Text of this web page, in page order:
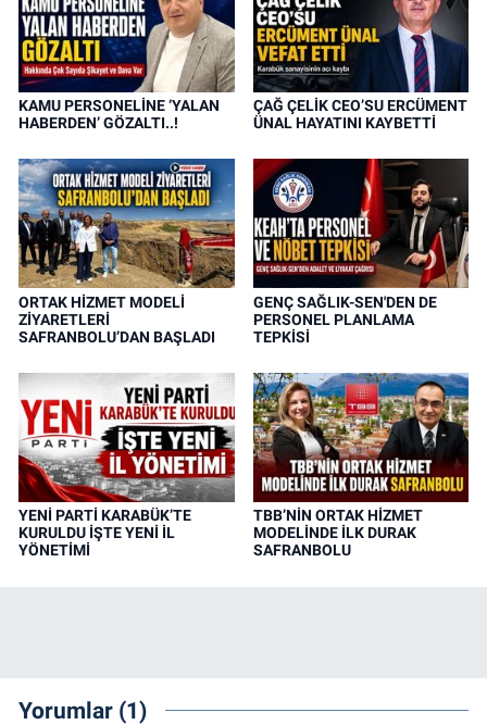
KAMU PERSONELİNE ‘YALAN
HABERDEN’ GÖZALTI..!
ÇAĞ ÇELİK CEO’SU ERCÜMENT
ÜNAL HAYATINI KAYBETTİ
ORTAK HİZMET MODELİ
ZİYARETLERİ
SAFRANBOLU’DAN BAŞLADI
GENÇ SAĞLIK-SEN'DEN DE
PERSONEL PLANLAMA
TEPKİSİ
YENİ PARTİ KARABÜK’TE
KURULDU İŞTE YENİ İL
YÖNETİMİ
TBB’NİN ORTAK HİZMET
MODELİNDE İLK DURAK
SAFRANBOLU
Yorumlar (1)